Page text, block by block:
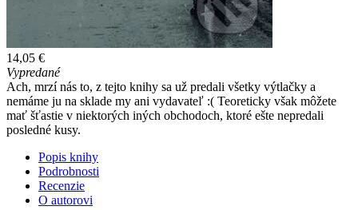
14,05 €
Vypredané
Ach, mrzí nás to, z tejto knihy sa už predali všetky výtlačky a
nemáme ju na sklade my ani vydavateľ :( Teoreticky však môžete
mať šťastie v niektorých iných obchodoch, ktoré ešte nepredali
posledné kusy.
Popis knihy
Podrobnosti
Recenzie
O autorovi